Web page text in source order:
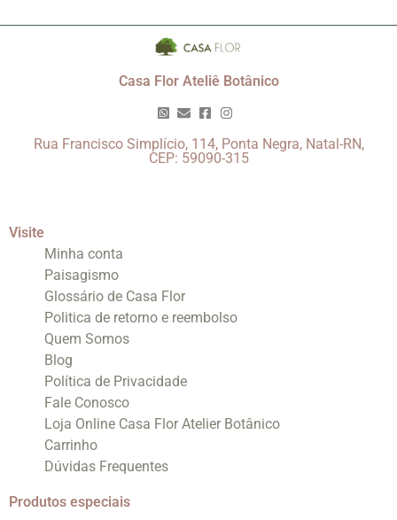
Casa Flor Ateliê Botânico
Rua Francisco Simplício, 114, Ponta Negra, Natal-RN,
CEP: 59090-315
Visite
Minha conta
Paisagismo
Glossário de Casa Flor
Politica de retorno e reembolso
Quem Somos
Blog
Política de Privacidade
Fale Conosco
Loja Online Casa Flor Atelier Botânico
Carrinho
Dúvidas Frequentes
Produtos especiais